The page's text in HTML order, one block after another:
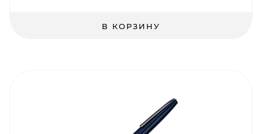
В КОРЗИНУ